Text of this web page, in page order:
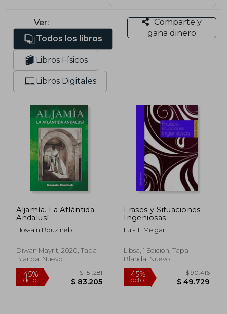
Ver:
Todos los libros
Libros Físicos
Libros Digitales
Comparte y
gana dinero
Aljamía. La Atlántida
Andalusí
Hossain Bouzineb
Diwan Mayrit, 2020, Tapa
Blanda, Nuevo
Frases y Situaciones
Ingeniosas
Luis T. Melgar
Libsa, 1 Edición, Tapa
Blanda, Nuevo